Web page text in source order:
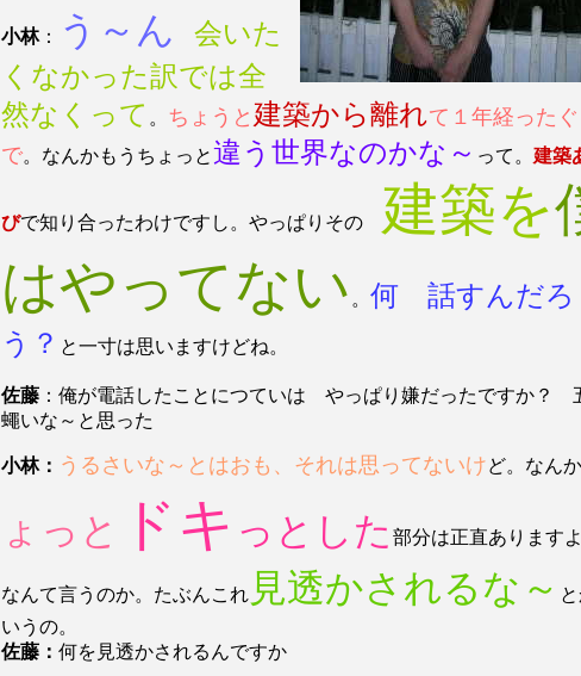
小林： う～ん
会いた
くなかった訳では全
然なくって 。 ちょうと 建築から離れて１年経った
で。なんかもうちょっと違う世界なのかな～ って。 建築
びで知り合ったわけですし。やっぱりその 建築を
はやってない 。 何 話すんだろ
う？ と一寸は思いますけどね。
佐藤 ：俺が電話したことにつていは やっぱり嫌だったですか？
蠅いな～と思った
小林： うるさいな～とはおも、それは思ってないけど。なんか
ょっと
ドキ っとした 部分は正直ありますよ
なんて言うのか。たぶんこれ 見透かされるな～
いうの。
佐藤： 何を見透かされるんですか